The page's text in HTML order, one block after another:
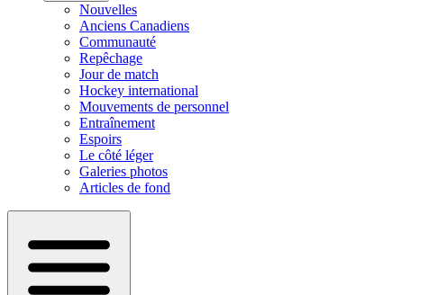
Nouvelles
Anciens Canadiens
Communauté
Repêchage
Jour de match
Hockey international
Mouvements de personnel
Entraînement
Espoirs
Le côté léger
Galeries photos
Articles de fond